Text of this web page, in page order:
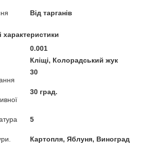
Від тарганів
характеристики
0.001
Кліщі, Колорадський жук
30
30 град.
5
Картопля, Яблуня, Виноград